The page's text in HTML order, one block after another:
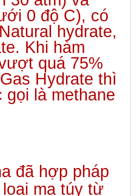
0 độ C), có
hydrate,
Khi hàm
quá 75%
Hydrate thì
là methane
đã hợp pháp
ma túy từ